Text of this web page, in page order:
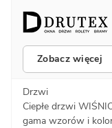
Zobacz więcej
Drzwi
Ciepłe drzwi
gama wzorów i